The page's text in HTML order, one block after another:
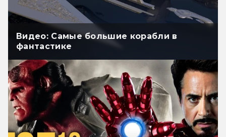
Видео: Самые большие корабли в
фантастике